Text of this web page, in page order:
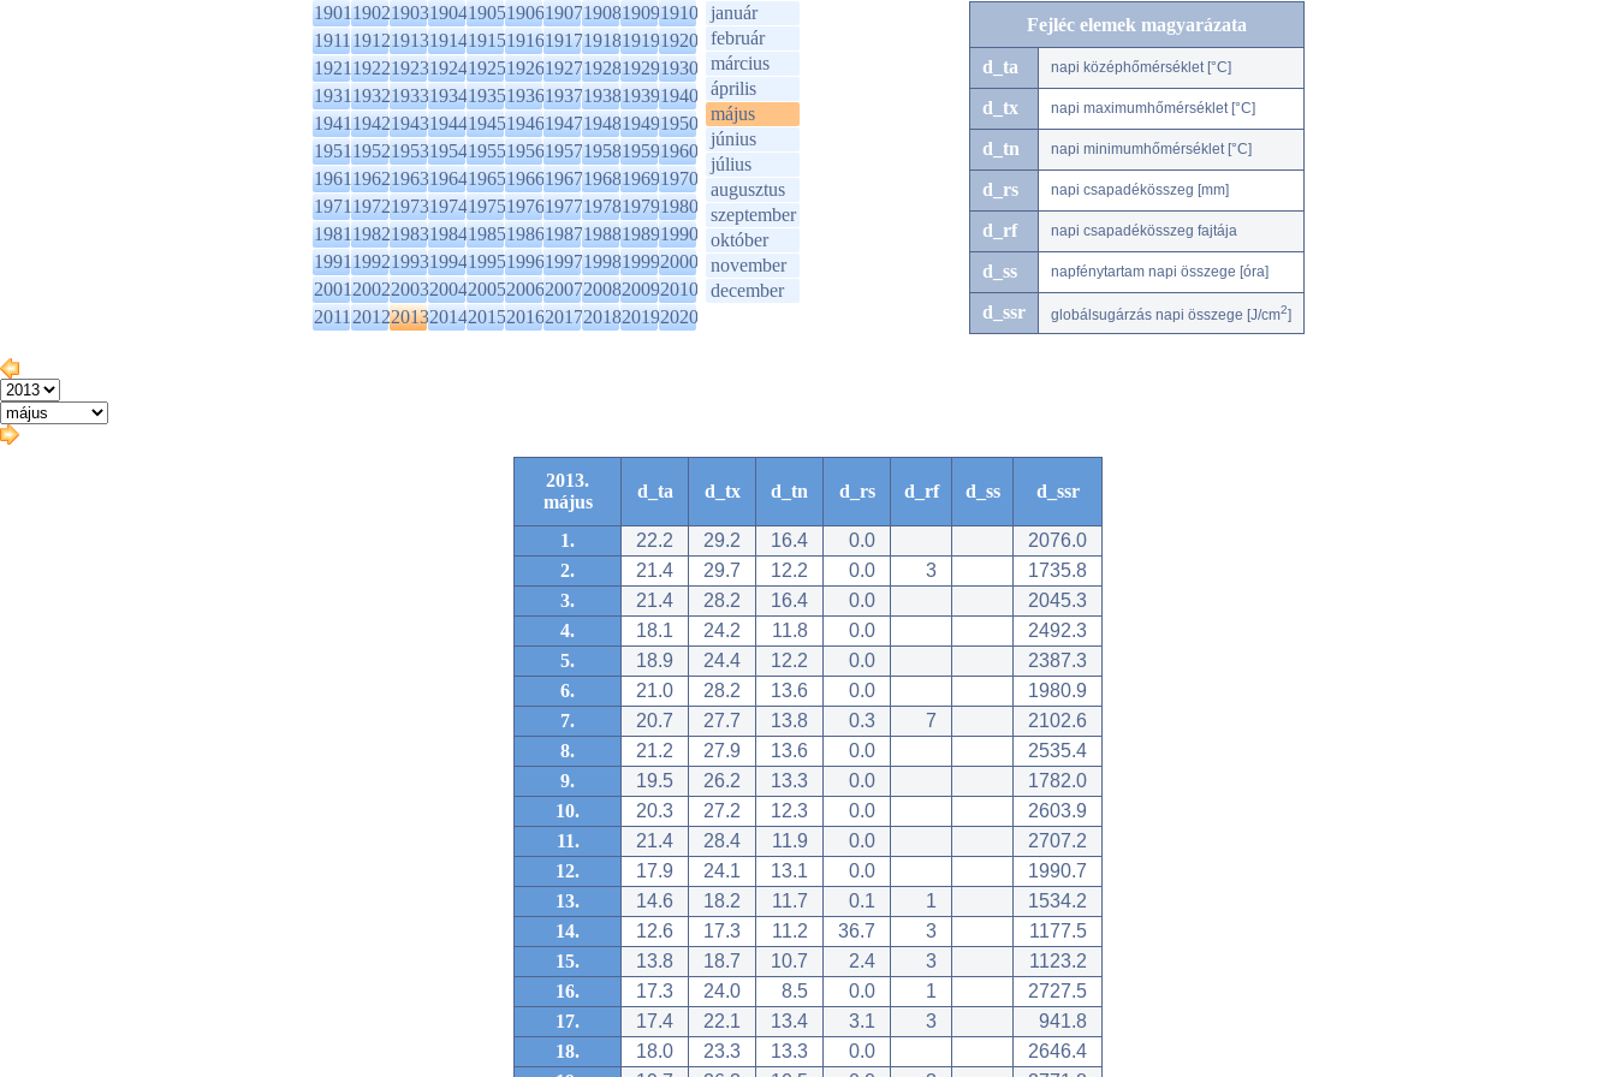
1901190219031904190519061907190819091910
1911191219131914191519161917191819191920
1921192219231924192519261927192819291930
1931193219331934193519361937193819391940
1941194219431944194519461947194819491950
1951195219531954195519561957195819591960
1961196219631964196519661967196819691970
1971197219731974197519761977197819791980
1981198219831984198519861987198819891990
1991199219931994199519961997199819992000
2001200220032004200520062007200820092010
2011201220132014201520162017201820192020
január
február
március
április
május
június
július
augusztus
szeptember
október
november
december
Fejléc elemek magyarázata
d_ta napi középhőmérséklet [°C]
d_tx napi maximumhőmérséklet [°C]
d_tn napi minimumhőmérséklet [°C]
d_rs napi csapadékösszeg [mm]
d_rf napi csapadékösszeg fajtája
d_ss napfénytartam napi összege [óra]
d_ssr globálsugárzás napi összege [J/cm2]
2013.
május
d_ta d_tx d_tn d_rs d_rf d_ss d_ssr
1. 22.2 29.2 16.4 0.0
2076.0
2.
21.4 29.7 12.2 0.0 3
1735.8
3.
21.4 28.2 16.4 0.0
2045.3
4.
18.1 24.2 11.8 0.0
2492.3
5.
18.9 24.4 12.2 0.0
2387.3
6.
21.0 28.2 13.6 0.0
1980.9
7.
20.7 27.7 13.8 0.3 7
2102.6
8.
21.2 27.9 13.6 0.0
2535.4
9.
19.5 26.2 13.3 0.0
1782.0
10.
20.3 27.2 12.3 0.0
2603.9
11.
21.4 28.4 11.9 0.0
2707.2
12.
17.9 24.1 13.1 0.0
1990.7
13.
14.6 18.2 11.7 0.1 1
1534.2
14.
12.6 17.3 11.2 36.7 3
1177.5
15.
13.8 18.7 10.7 2.4 3
1123.2
16.
17.3 24.0 8.5 0.0 1
2727.5
17.
17.4 22.1 13.4 3.1 3
941.8
18.
18.0 23.3 13.3 0.0
2646.4